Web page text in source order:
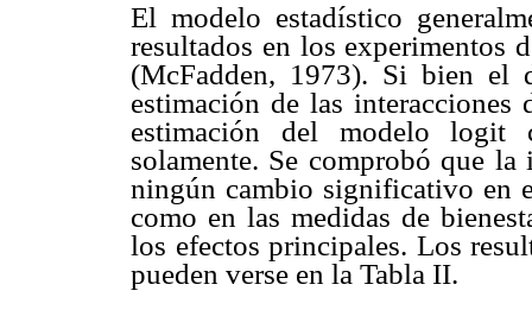
El modelo estadístico
resultados en los experimentos
(McFadden, 1973). Si bien el
estimación de las interacciones
estimación del modelo logit
solamente. Se comprobó que
ningún cambio significativo en
como en las medidas de
los efectos principales. Los
pueden verse en la Tabla II.